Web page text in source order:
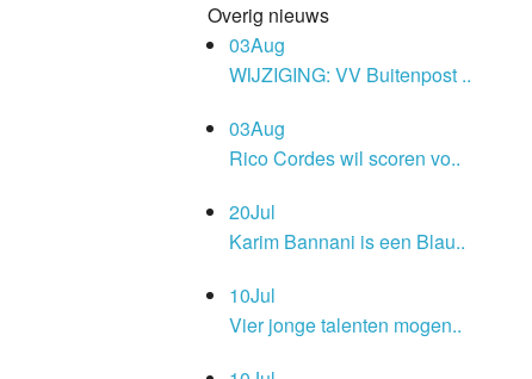
Overig nieuws
03Aug
WIJZIGING: VV Buitenpost ..
03Aug
Rico Cordes wil scoren vo..
20Jul
Karim Bannani is een Blau..
10Jul
Vier jonge talenten mogen..